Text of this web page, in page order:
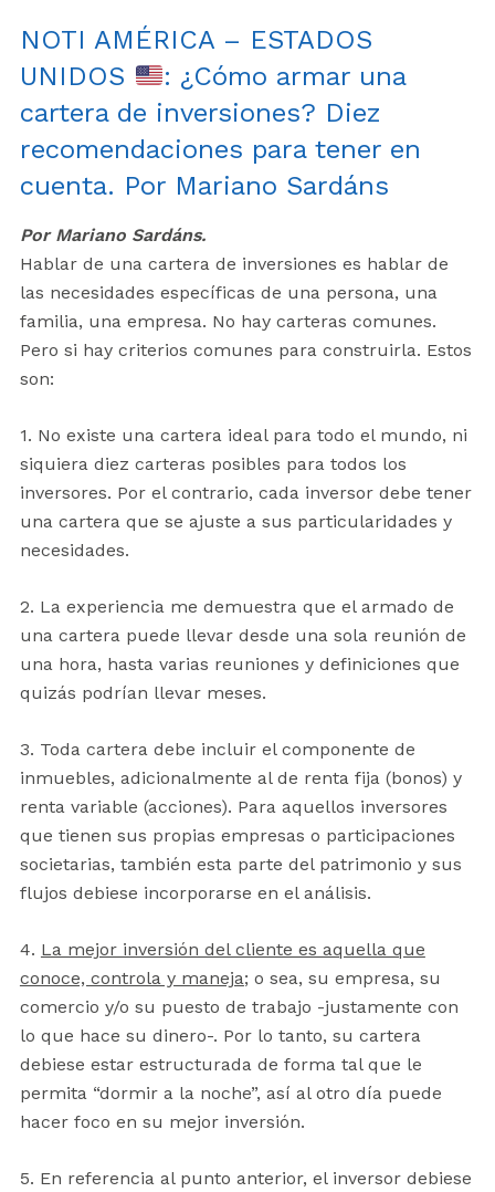
NOTI AMÉRICA – ESTADOS
UNIDOS
: ¿Cómo armar una
cartera de inversiones? Diez
recomendaciones para tener en
cuenta. Por Mariano Sardáns
Por Mariano Sardáns.
Hablar de una cartera de inversiones es hablar de
las necesidades específicas de una persona, una
familia, una empresa. No hay carteras comunes.
Pero si hay criterios comunes para construirla. Estos
son:
1. No existe una cartera ideal para todo el mundo, ni
siquiera diez carteras posibles para todos los
inversores. Por el contrario, cada inversor debe tener
una cartera que se ajuste a sus particularidades y
necesidades.
2. La experiencia me demuestra que el armado de
una cartera puede llevar desde una sola reunión de
una hora, hasta varias reuniones y definiciones que
quizás podrían llevar meses.
3. Toda cartera debe incluir el componente de
inmuebles, adicionalmente al de renta fija (bonos) y
renta variable (acciones). Para aquellos inversores
que tienen sus propias empresas o participaciones
societarias, también esta parte del patrimonio y sus
flujos debiese incorporarse en el análisis.
4. La mejor inversión del cliente es aquella que
conoce, controla y maneja; o sea, su empresa, su
comercio y/o su puesto de trabajo -justamente con
lo que hace su dinero-. Por lo tanto, su cartera
debiese estar estructurada de forma tal que le
permita “dormir a la noche”, así al otro día puede
hacer foco en su mejor inversión.
5. En referencia al punto anterior, el inversor debiese